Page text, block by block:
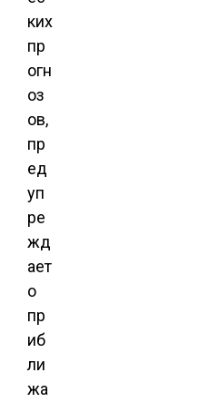
ких
пр
огн
оз
ов,
пр
ед
уп
ре
жд
ает
о
пр
иб
ли
жа